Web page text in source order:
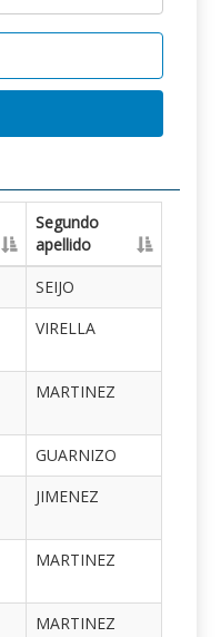
Segundo
apellido
SEIJO
VIRELLA
MARTINEZ
GUARNIZO
JIMENEZ
MARTINEZ
MARTINEZ